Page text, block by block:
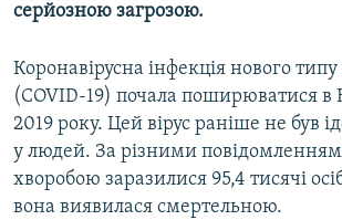
серйозною загрозою.
Коронавірусна інфекція нового
(COVID-19) почала поширюватися в
2019 року. Цей вірус раніше не був
у людей. За різними
хворобою заразилися 95,4 тисячі
вона виявилася смертельною.